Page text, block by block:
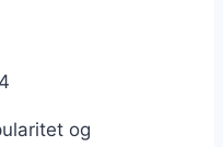
og